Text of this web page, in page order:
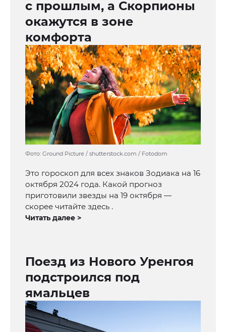
с прошлым, а Скорпионы
окажутся в зоне
комфорта
Фото: Ground Picture / shutterstock.com / Fotodom
Это гороскоп для всех знаков Зодиака на 16
октября 2024 года. Какой прогноз
приготовили звезды на 19 октября —
скорее читайте здесь .
Читать далее >
Поезд из Нового Уренгоя
подстроился под
ямальцев